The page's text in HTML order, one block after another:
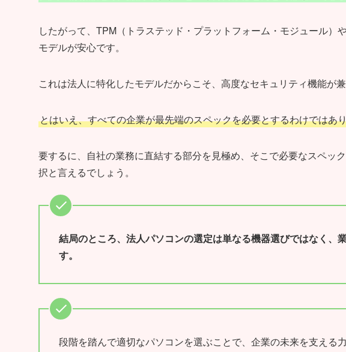
したがって、TPM（トラステッド・プラットフォーム・モジュール）
モデルが安心です。
これは法人に特化したモデルだからこそ、高度なセキュリティ機能が兼
とはいえ、すべての企業が最先端のスペックを必要とするわけではあ
要するに、自社の業務に直結する部分を見極め、そこで必要なスペッ
択と言えるでしょう。
結局のところ、法人パソコンの選定は単なる機器選びではなく、
す。
段階を踏んで適切なパソコンを選ぶことで、企業の未来を支える